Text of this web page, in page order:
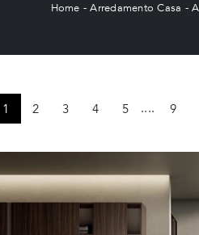
Home -Arredamento Casa -
1 2 3 4 5 .... 9